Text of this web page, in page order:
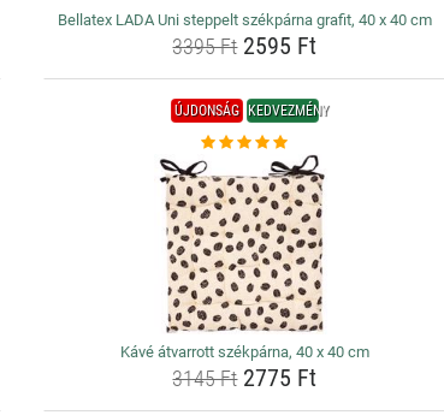
Bellatex LADA Uni steppelt székpárna grafit, 40 x 40 cm
3395 Ft2595 Ft
ÚJDONSÁG KEDVEZMÉNY
Kávé átvarrott székpárna, 40 x 40 cm
3145 Ft2775 Ft